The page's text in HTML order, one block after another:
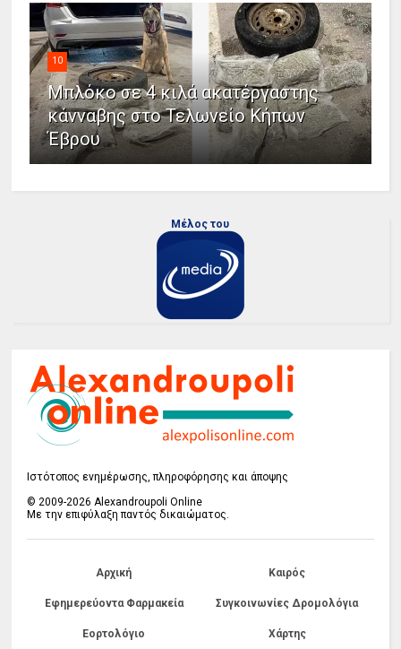
10
Μπλόκο σε 4 κιλά ακατέργαστης
κάνναβης στο Τελωνείο Κήπων
Έβρου
Μέλος του
Ιστότοπος ενημέρωσης, πληροφόρησης και άποψης
© 2009-2026 Alexandroupoli Online
Με την επιφύλαξη παντός δικαιώματος.
Αρχική Καιρός
Εφημερεύοντα Φαρμακεία Συγκοινωνίες Δρομολόγια
Εορτολόγιο Χάρτης